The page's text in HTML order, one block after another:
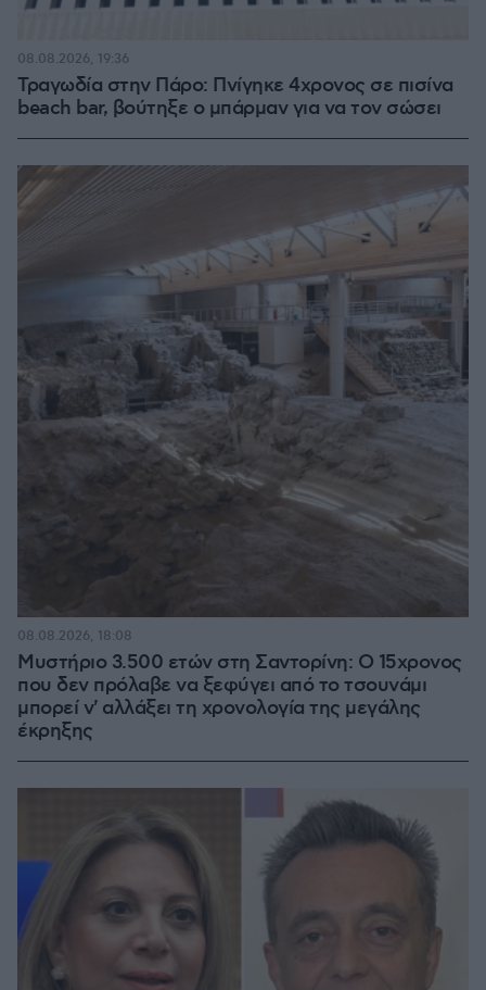
Τραγωδία στην Πάρο: Πνίγηκε 4χρονος σε πισίνα
beach bar, βούτηξε ο μπάρμαν για να τον σώσει
08.08.2026, 19:36
Μυστήριο 3.500 ετών στη Σαντορίνη: Ο 15χρονος
που δεν πρόλαβε να ξεφύγει από το τσουνάμι
μπορεί ν' αλλάξει τη χρονολογία της μεγάλης
έκρηξης
08.08.2026, 18:08